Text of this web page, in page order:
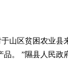
山区贫困农业
。
”隰县人民政